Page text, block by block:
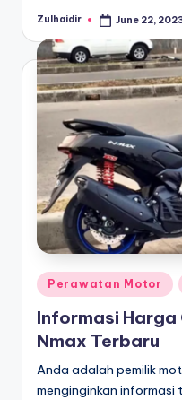
Posted
Zulhaidir June 22,
Posted
in
Perawatan Motor
Informasi
Nmax Terbaru
Anda adalah pemilik
menginginkan